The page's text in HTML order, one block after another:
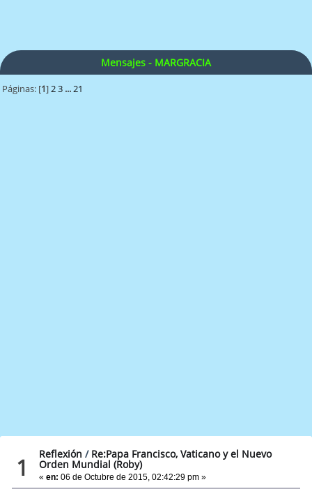
Mensajes - MARGRACIA
Páginas: [1]2 3 ...21
1 Reflexión / Re:Papa Francisco, Vaticano y el Nuevo
Orden Mundial (Roby)
«en: 06 de Octubre de 2015, 02:42:29 pm »